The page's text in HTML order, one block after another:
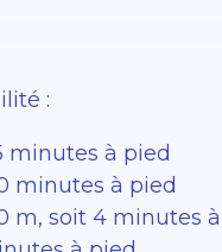
:
minutes à pied
minutes à pied
m, soit 4 minutes